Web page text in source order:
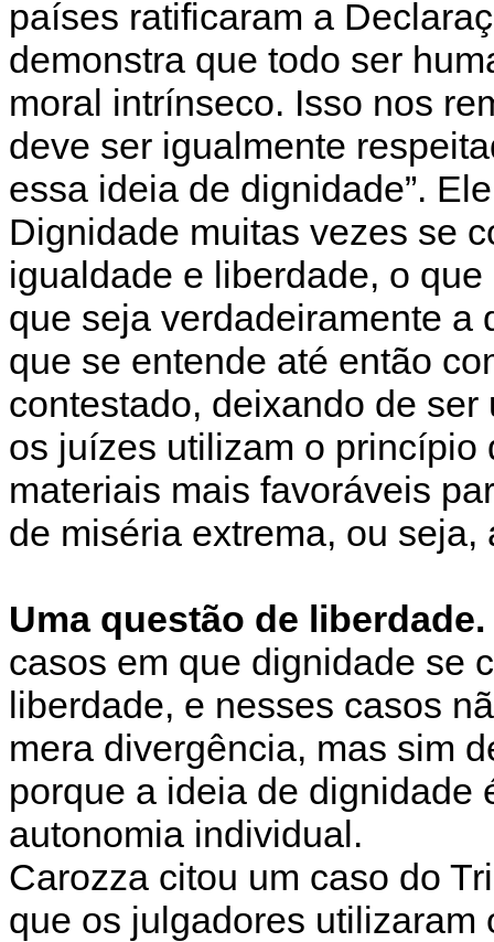
países ratificaram a
demonstra que todo ser
moral intrínseco. Isso nos
deve ser igualmente
essa ideia de dignidade”.
Dignidade muitas vezes se
igualdade e liberdade, o
que seja verdadeiramente a
que se entende até então
contestado, deixando de
os juízes utilizam o
materiais mais favoráveis
de miséria extrema, ou
Uma questão de liberdade.
casos em que dignidade se
liberdade, e nesses casos
mera divergência, mas sim
porque a ideia de dignidade
autonomia individual.
Carozza citou um caso do
que os julgadores